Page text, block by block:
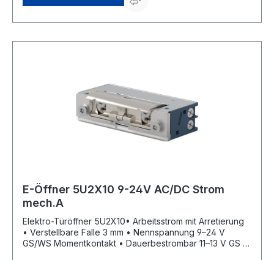
closers.com
E-Öffner 5U2X10 9-24V AC/DC Strom
mech.A
Elektro-Türöffner 5U2X10• Arbeitsstrom mit Arretierung
• Verstellbare Falle 3 mm • Nennspannung 9–24 V
GS/WS Momentkontakt • Dauerbestrombar 11–13 V GS •